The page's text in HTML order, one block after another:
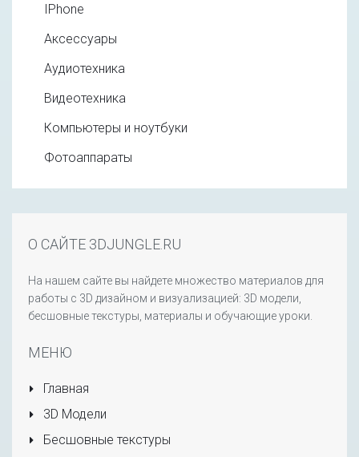
IPhone
Аксессуары
Аудиотехника
Видеотехника
Компьютеры и ноутбуки
Фотоаппараты
О САЙТЕ 3DJUNGLE.RU
На нашем сайте вы найдете множество материалов для
работы с 3D дизайном и визуализацией: 3D модели,
бесшовные текстуры, материалы и обучающие уроки.
МЕНЮ
Главная
3D Модели
Бесшовные текстуры